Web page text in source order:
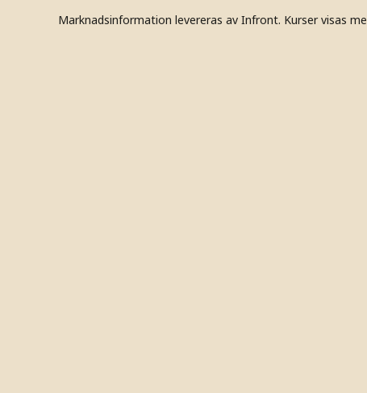
Marknadsinformation levereras av Infront. Kurser visas